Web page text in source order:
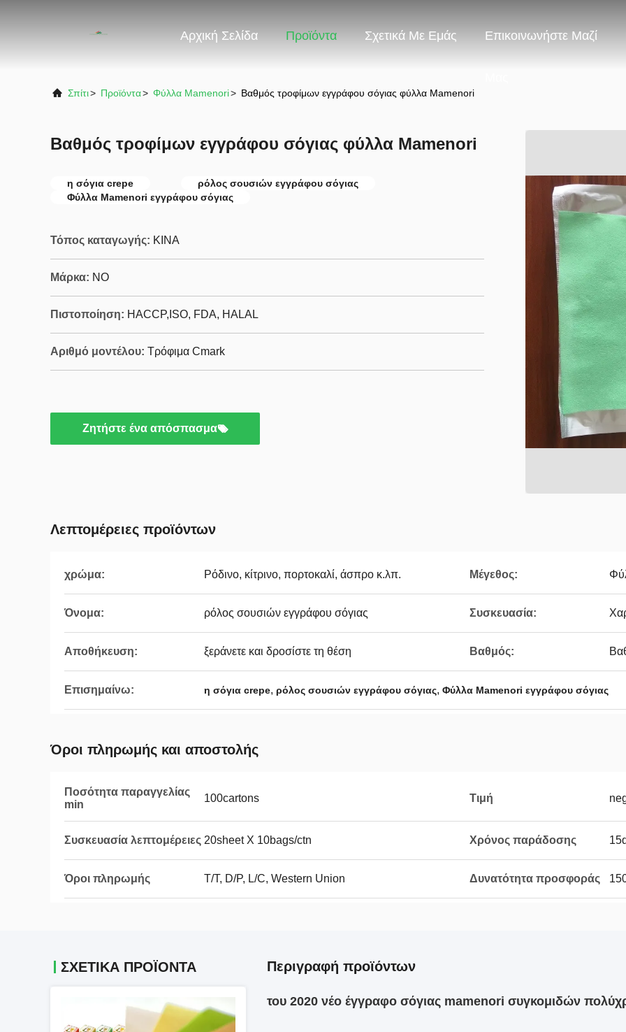
Αρχική Σελίδα Προϊόντα Σχετικά Με Εμάς Επικοινωνήστε Μαζί
Σπίτι> Προϊόντα> Φύλλα Mamenori> Βαθμός τροφίμων εγγράφου σόγιας φύλλα Mamenori
Βαθμός τροφίμων εγγράφου σόγιας φύλλα Mamenori
η σόγια crepe
ρόλος σουσιών εγγράφου σόγιας
Φύλλα Mamenori εγγράφου σόγιας
Τόπος καταγωγής: ΚΙΝΑ
Μάρκα: NO
Πιστοποίηση: HACCP,ISO, FDA, HALAL
Αριθμό μοντέλου: Τρόφιμα Cmark
Ζητήστε ένα απόσπασμα
Λεπτομέρειες προϊόντων
χρώμα: Ρόδινο, κίτρινο, πορτοκαλί, άσπρο κ.λπ. Μέγεθος:
Όνομα: ρόλος σουσιών εγγράφου σόγιας Συσκευασία:
Αποθήκευση: ξεράνετε και δροσίστε τη θέση Βαθμός:
Επισημαίνω: η σόγια crepe, ρόλος σουσιών εγγράφου σόγιας, Φύλλα Mamenori εγγράφου σόγιας
Όροι πληρωμής και αποστολής
Ποσότητα παραγγελίας
min
100cartons Τιμή
Συσκευασία λεπτομέρειες 20sheet Χ 10bags/ctn Χρόνος παράδοσης
Όροι πληρωμής T/T, D/P, L/C, Western Union Δυνατότητα προσφοράς
ΣΧΕΤΙΚΆ ΠΡΟΪΌΝΤΑ Περιγραφή προϊόντων
του 2020 νέο έγγραφο σόγιας mamenori συγκομιδών